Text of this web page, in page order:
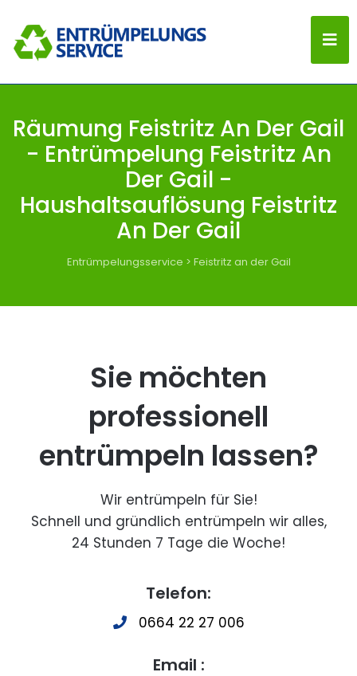
Räumung Feistritz An Der Gail
- Entrümpelung Feistritz An
Der Gail -
Haushaltsauflösung Feistritz
An Der Gail
Entrümpelungsservice > Feistritz an der Gail
Sie möchten
professionell
entrümpeln lassen?
Wir entrümpeln für Sie!
Schnell und gründlich entrümpeln wir alles,
24 Stunden 7 Tage die Woche!
Telefon:
0664 22 27 006
Email :